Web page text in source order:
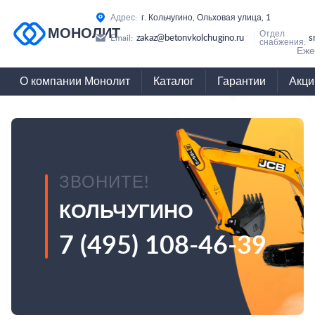
МОНОЛИТ
Адрес: г. Кольчугино, Ольховая улица, 1
Email: zakaz@betonvkolchugino.ru
Отдел
снабжения:
О компании Монолит Каталог Гарантии
ЗВОНИТЕ!
КОЛЬЧУГИНО
7 (495) 108-46-39